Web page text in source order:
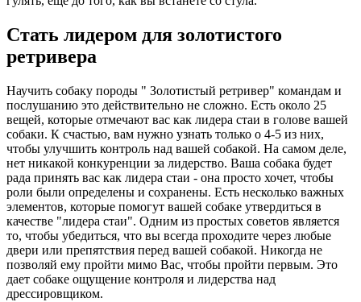
Стать лидером для золотистого
ретривера
Научить собаку породы " Золотистый ретривер" командам и
послушанию это действительно не сложно. Есть около 25
вещей, которые отмечают вас как лидера стаи в голове вашей
собаки. К счастью, вам нужно узнать только о 4-5 из них,
чтобы улучшить контроль над вашей собакой. На самом деле,
нет никакой конкуренции за лидерство. Ваша собака будет
рада принять вас как лидера стаи - она просто хочет, чтобы
роли были определены и сохранены. Есть несколько важных
элементов, которые помогут вашей собаке утвердиться в
качестве "лидера стаи". Одним из простых советов является
то, чтобы убедиться, что вы всегда проходите через любые
двери или препятствия перед вашей собакой. Никогда не
позволяй ему пройти мимо Вас, чтобы пройти первым. Это
дает собаке ощущение контроля и лидерства над
дрессировщиком.